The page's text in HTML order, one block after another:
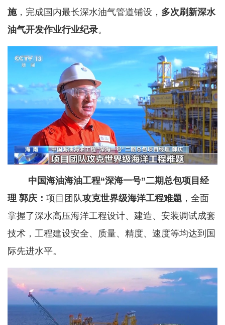
施，完成国内最长深水油气管道铺设， 多次刷新深水
油气开发作业行业纪录。
中国海油海油工程“深海一号”二期总包项目经
理 郭庆： 项目团队攻克世界级海洋工程难题，全面
掌握了深水高压海洋工程设计、建造、安装调试成套
技术，工程建设安全、质量、精度、速度等均达到国
际先进水平。